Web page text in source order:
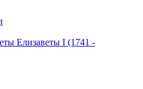
Елизаветы I (1741 -